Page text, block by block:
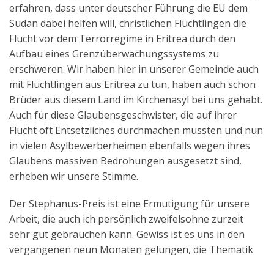
erfahren, dass unter deutscher Führung die EU dem
Sudan dabei helfen will, christlichen Flüchtlingen die
Flucht vor dem Terrorregime in Eritrea durch den
Aufbau eines Grenzüberwachungssystems zu
erschweren. Wir haben hier in unserer Gemeinde auch
mit Flüchtlingen aus Eritrea zu tun, haben auch schon
Brüder aus diesem Land im Kirchenasyl bei uns gehabt.
Auch für diese Glaubensgeschwister, die auf ihrer
Flucht oft Entsetzliches durchmachen mussten und nun
in vielen Asylbewerberheimen ebenfalls wegen ihres
Glaubens massiven Bedrohungen ausgesetzt sind,
erheben wir unsere Stimme.
Der Stephanus-Preis ist eine Ermutigung für unsere
Arbeit, die auch ich persönlich zweifelsohne zurzeit
sehr gut gebrauchen kann. Gewiss ist es uns in den
vergangenen neun Monaten gelungen, die Thematik